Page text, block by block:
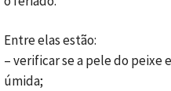
Entre elas estão:
– verificar se a pele do peixe
úmida;